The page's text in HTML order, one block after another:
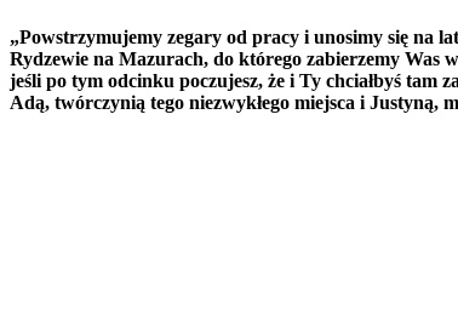
„Powstrzymujemy zegary od pracy i unosimy się na
Rydzewie na Mazurach, do którego zabierzemy Was
jeśli po tym odcinku poczujesz, że i Ty chciałbyś tam
Adą, twórczynią tego niezwykłego miejsca i Justyną,